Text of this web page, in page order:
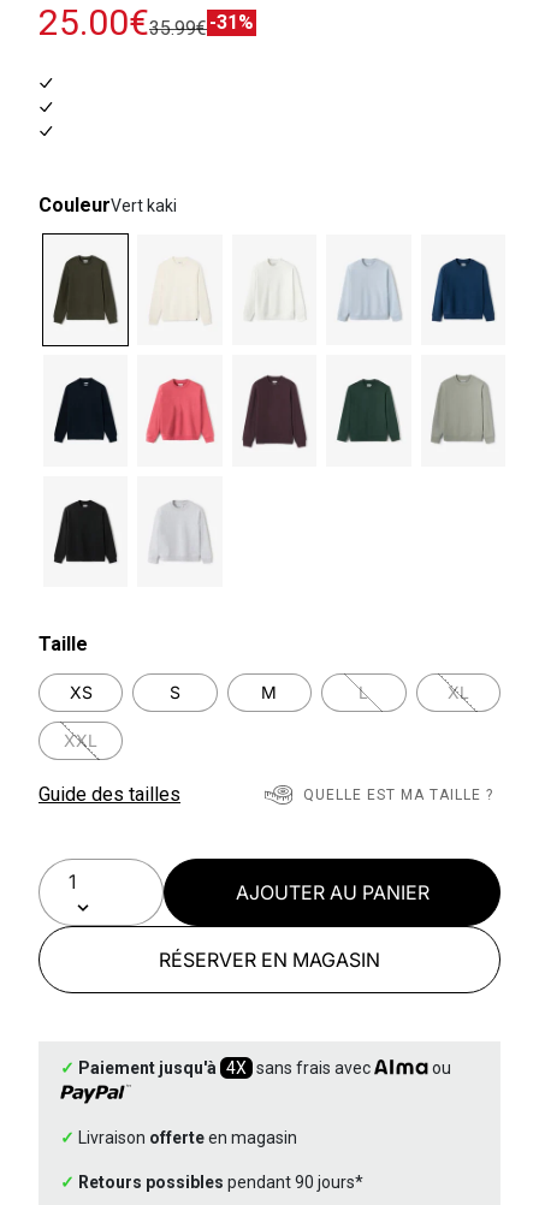
25.00€35.99€-31%
CouleurVert kaki
Taille
XS S M L XL
XXL
Guide des tailles QUELLE EST MA TAILLE ?
AJOUTER AU PANIER
RÉSERVER EN MAGASIN
✓ Paiement jusqu'à 4X sans frais avec ou
✓ Livraison offerteen magasin
✓ Retours possibles pendant 90 jours*